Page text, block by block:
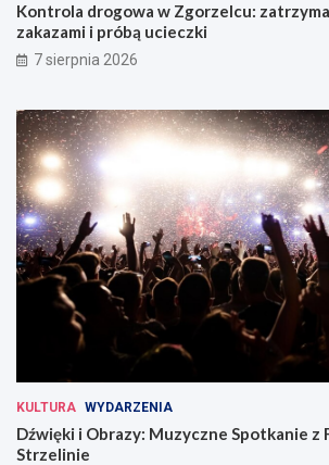
Kontrola drogowa w Zgorzelcu:
zakazami i próbą ucieczki
7 sierpnia 2026
KULTURA WYDARZENIA
Dźwięki i Obrazy: Muzyczne Spotkanie z
Strzelinie